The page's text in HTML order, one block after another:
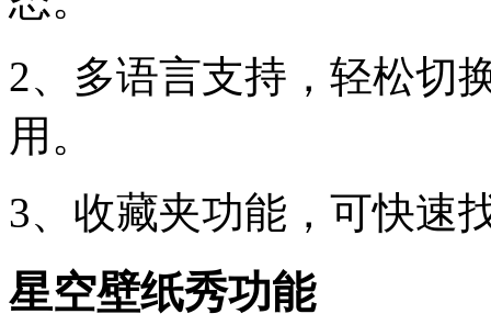
2、多语言支持，轻松切
用。
3、收藏夹功能，可快速
星空壁纸秀功能